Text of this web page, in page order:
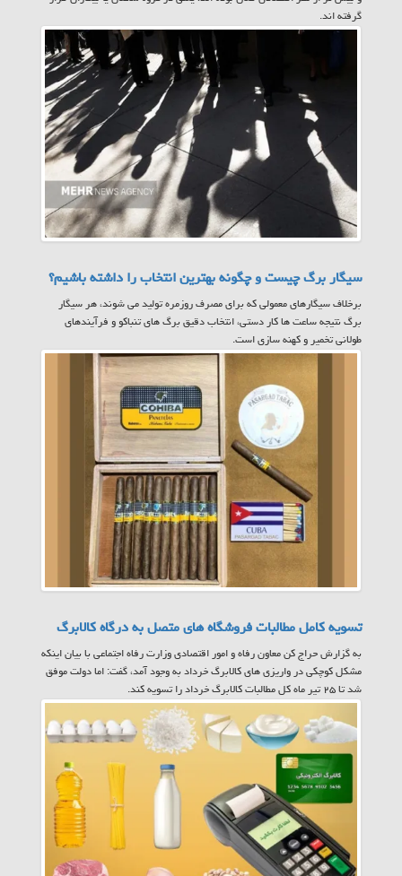
گرفته اند.
سیگار برگ چیست و چگونه بهترین انتخاب را داشته باشیم؟
برخلاف سیگارهای معمولی که برای مصرف روزمره تولید می شوند، هر سیگار
برگ نتیجه ساعت ها کار دستی، انتخاب دقیق برگ های تنباکو و فرآیندهای
طولانی تخمیر و کهنه سازی است.
تسویه کامل مطالبات فروشگاه های متصل به درگاه کالابرگ
به گزارش حراج کن معاون رفاه و امور اقتصادی وزارت رفاه اجتماعی با بیان اینکه
مشکل کوچکی در واریزی های کالابرگ خرداد به وجود آمد، گفت: اما دولت موفق
شد تا ۲۵ تیر ماه کل مطالبات کالابرگ خرداد را تسویه کند.